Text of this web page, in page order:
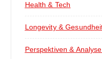
Health & Tech
Longevity &
Perspektiven &